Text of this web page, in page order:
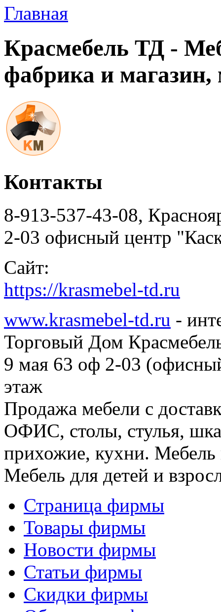
Главная
Красмебель ТД -
фабрика и магазин,
Контакты
8-913-537-43-08,
2-03 офисный центр
Сайт:
https://krasmebel-td.ru
www.krasmebel-td.ru -
Торговый Дом
9 мая 63 оф 2-03
этаж
Продажа мебели с
ОФИС, столы, стулья,
прихожие, кухни. Мебель
Мебель для детей и
Страница фирмы
Товары фирмы
Новости фирмы
Статьи фирмы
Скидки фирмы